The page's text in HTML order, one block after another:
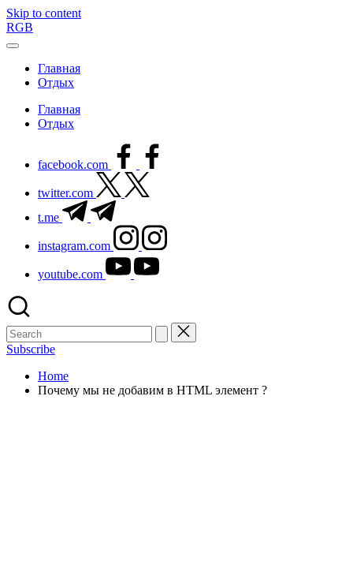
Skip to content
RGB
Главная
Отдых
Главная
Отдых
facebook.com
twitter.com
t.me
instagram.com
youtube.com
Subscribe
Home
Почему мы не добавим в HTML элемент ?